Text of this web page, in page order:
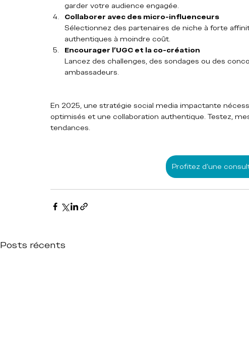
garder votre audience engagée.
Collaborer avec des micro-influenceurs
Sélectionnez des partenaires de niche à forte
authentiques à moindre coût.
Encourager l’UGC et la co-création
Lancez des challenges, des sondages ou des
ambassadeurs.
En 2025, une stratégie social media impactante
optimisés et une collaboration authentique. Testez,
tendances.
Profitez d'une
Posts récents